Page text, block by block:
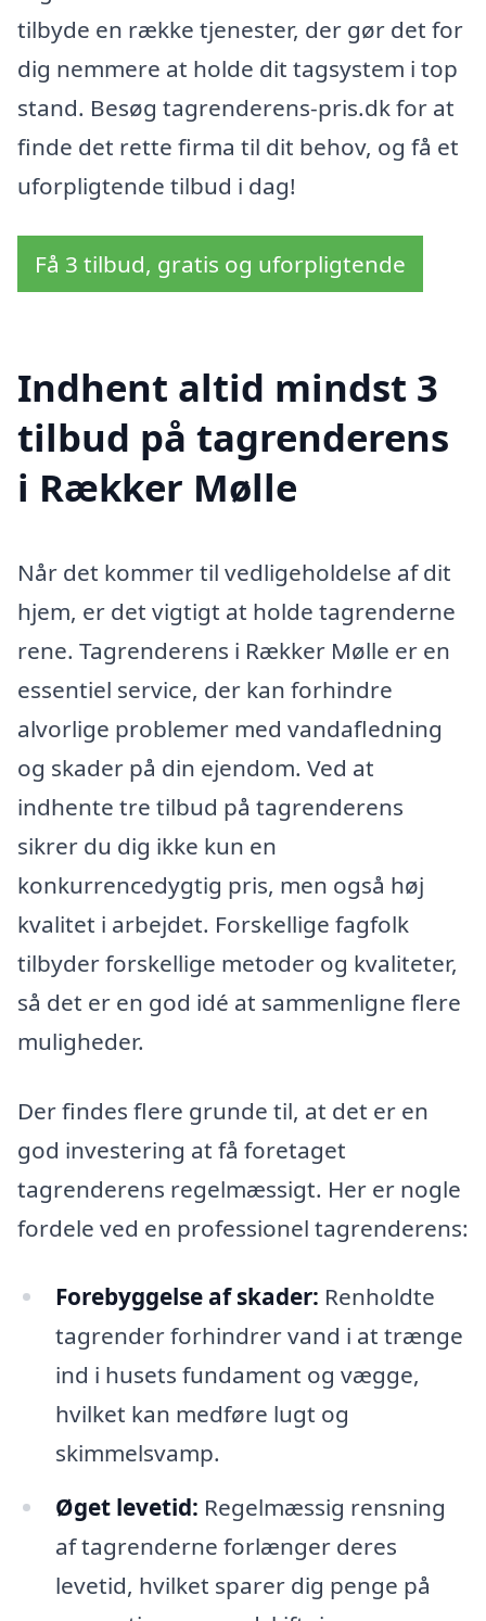
tilbyde en række tjenester, der gør det for
dig nemmere at holde dit tagsystem i top
stand. Besøg tagrenderens-pris.dk for at
finde det rette firma til dit behov, og få et
uforpligtende tilbud i dag!
Få 3 tilbud, gratis og uforpligtende
Indhent altid mindst 3
tilbud på tagrenderens
i Rækker Mølle
Når det kommer til vedligeholdelse af dit
hjem, er det vigtigt at holde tagrenderne
rene. Tagrenderens i Rækker Mølle er en
essentiel service, der kan forhindre
alvorlige problemer med vandafledning
og skader på din ejendom. Ved at
indhente tre tilbud på tagrenderens
sikrer du dig ikke kun en
konkurrencedygtig pris, men også høj
kvalitet i arbejdet. Forskellige fagfolk
tilbyder forskellige metoder og kvaliteter,
så det er en god idé at sammenligne flere
muligheder.
Der findes flere grunde til, at det er en
god investering at få foretaget
tagrenderens regelmæssigt. Her er nogle
fordele ved en professionel tagrenderens:
Forebyggelse af skader: Renholdte
tagrender forhindrer vand i at trænge
ind i husets fundament og vægge,
hvilket kan medføre lugt og
skimmelsvamp.
Øget levetid: Regelmæssig rensning
af tagrenderne forlænger deres
levetid, hvilket sparer dig penge på